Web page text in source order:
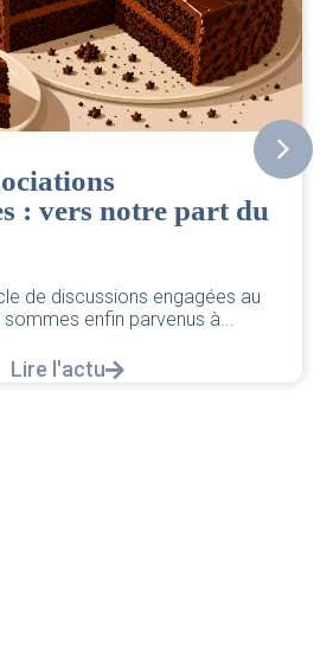
: vers notre part du
discussions engagées au
enfin parvenus à...
Lire l'actu